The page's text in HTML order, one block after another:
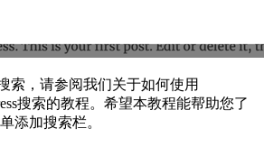
索，请参阅我们关于如何使用
搜索的教程。希望本教程能帮助您了
添加搜索栏。